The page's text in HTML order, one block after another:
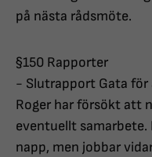
på nästa rådsmöte.
§150 Rapporter
- Slutrapport Gata för
Roger har försökt att
eventuellt
napp, men jobbar